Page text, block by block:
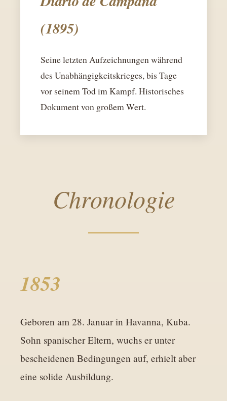
(1895)
Seine letzten Aufzeichnungen während
des Unabhängigkeitskrieges, bis Tage
vor seinem Tod im Kampf. Historisches
Dokument von großem Wert.
Chronologie
1853
Geboren am 28. Januar in Havanna, Kuba.
Sohn spanischer Eltern, wuchs er unter
bescheidenen Bedingungen auf, erhielt aber
eine solide Ausbildung.